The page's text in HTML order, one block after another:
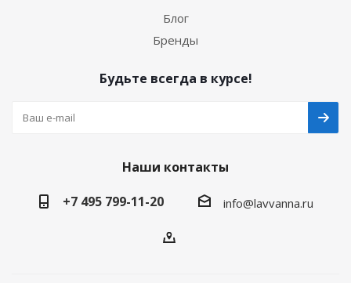
Блог
Бренды
Будьте всегда в курсе!
Наши контакты
+7 495 799-11-20
info@lavvanna.ru